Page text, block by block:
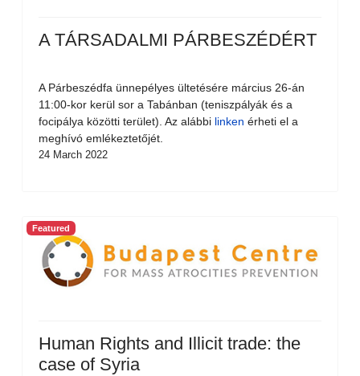
A TÁRSADALMI PÁRBESZÉDÉRT
A Párbeszédfa ünnepélyes ültetésére március 26-án
11:00-kor kerül sor a Tabánban (teniszpályák és a
focipálya közötti terület). Az alábbi linken érheti el a
meghívó emlékeztetőjét.
24 March 2022
Featured
Human Rights and Illicit trade: the
case of Syria